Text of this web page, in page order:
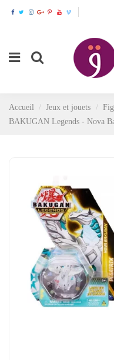
Accueil Jeux et jouets
BAKUGAN Legends - Nova